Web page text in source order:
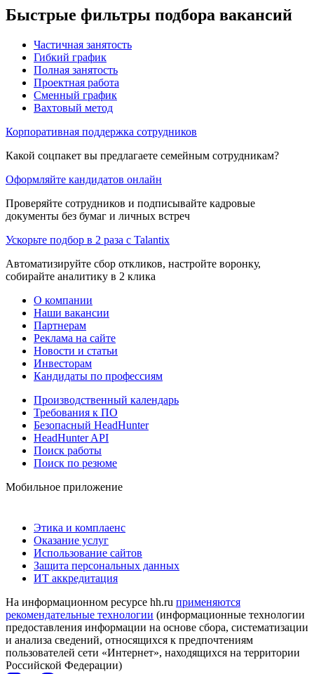
Быстрые фильтры подбора вакансий
Частичная занятость
Гибкий график
Полная занятость
Проектная работа
Сменный график
Вахтовый метод
Корпоративная поддержка сотрудников
Какой соцпакет вы предлагаете семейным сотрудникам?
Оформляйте кандидатов онлайн
Проверяйте сотрудников и подписывайте кадровые
документы без бумаг и личных встреч
Ускорьте подбор в 2 раза с Talantix
Автоматизируйте сбор откликов, настройте воронку,
собирайте аналитику в 2 клика
О компании
Наши вакансии
Партнерам
Реклама на сайте
Новости и статьи
Инвесторам
Кандидаты по профессиям
Производственный календарь
Требования к ПО
Безопасный HeadHunter
HeadHunter API
Поиск работы
Поиск по резюме
Мобильное приложение
Этика и комплаенс
Оказание услуг
Использование сайтов
Защита персональных данных
ИТ аккредитация
На информационном ресурсе hh.ru применяются
рекомендательные технологии (информационные технологии
предоставления информации на основе сбора, систематизации
и анализа сведений, относящихся к предпочтениям
пользователей сети «Интернет», находящихся на территории
Российской Федерации)